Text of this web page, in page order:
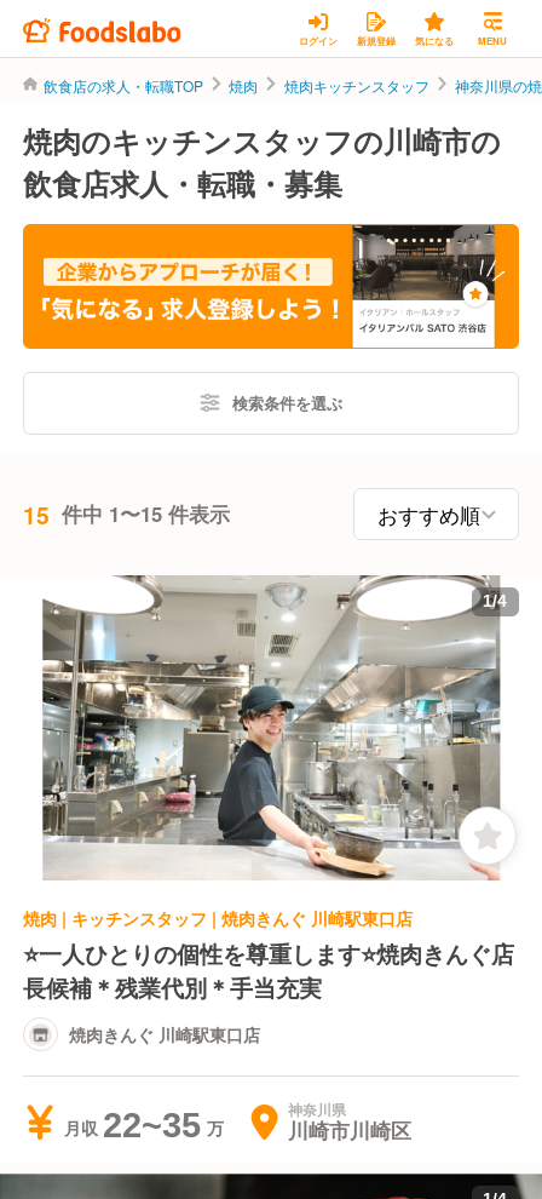
ログイン 新規登録 気になる MENU
飲食店の求人・転職TOP 焼肉 焼肉キッチンスタッフ 神奈川県の
焼肉のキッチンスタッフの川崎市の
飲食店求人・転職・募集
検索条件を選ぶ
15 件中 1〜15 件表示
1/4
焼肉 | キッチンスタッフ | 焼肉きんぐ 川崎駅東口店
⭐️一人ひとりの個性を尊重します⭐️焼肉きんぐ店
長候補＊残業代別＊手当充実
焼肉きんぐ 川崎駅東口店
月収 22~35 神奈川県
川崎市川崎区